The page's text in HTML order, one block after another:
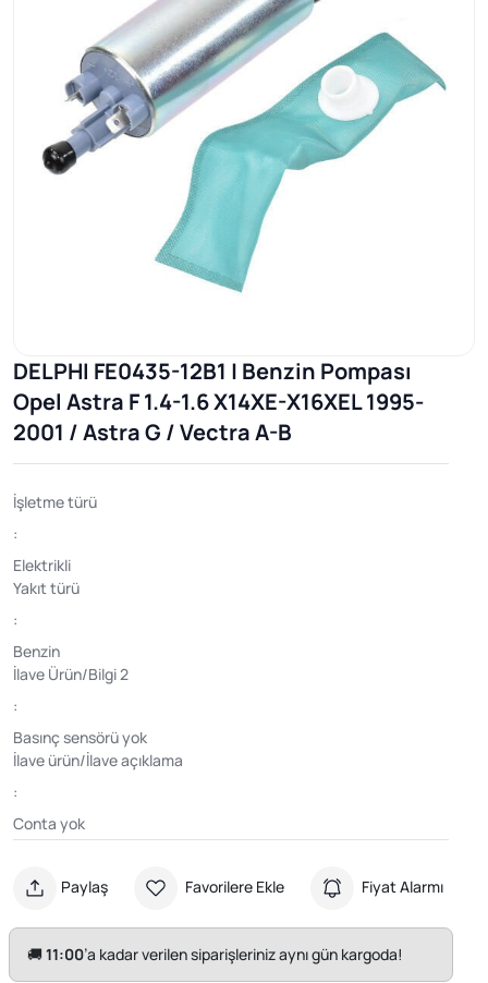
DELPHI FE0435-12B1 | Benzin Pompası
Opel Astra F 1.4-1.6 X14XE-X16XEL 1995-
2001 / Astra G / Vectra A-B
İşletme türü
:
Elektrikli
Yakıt türü
:
Benzin
İlave Ürün/Bilgi 2
:
Basınç sensörü yok
İlave ürün/İlave açıklama
:
Conta yok
Paylaş Favorilere Ekle Fiyat Alarmı
🚚11:00’a kadar verilen siparişleriniz aynı gün kargoda!